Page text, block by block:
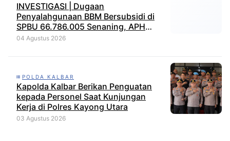
INVESTIGASI | Dugaan
Penyalahgunaan BBM Bersubsidi di
SPBU 66.786.005 Senaning, APH
Jangan Tutup Mata, BPH Migas
04 Agustus 2026
POLDA KALBAR
Kapolda Kalbar Berikan Penguatan
kepada Personel Saat Kunjungan
Kerja di Polres Kayong Utara
03 Agustus 2026